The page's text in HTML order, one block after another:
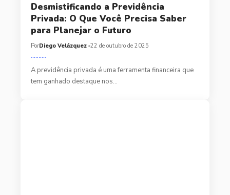
Desmistificando a Previdência
Privada: O Que Você Precisa Saber
para Planejar o Futuro
PorDiego Velázquez 22 de outubro de 2025
A previdência privada é uma ferramenta financeira que
tem ganhado destaque nos…